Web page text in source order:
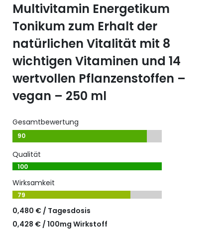
Multivitamin Energetikum
Tonikum zum Erhalt der
natürlichen Vitalität mit 8
wichtigen Vitaminen und 14
wertvollen Pflanzenstoffen –
vegan – 250 ml
Gesamtbewertung
90
Qualität
100
Wirksamkeit
79
0,480 € / Tagesdosis
0,428 € / 100mg Wirkstoff